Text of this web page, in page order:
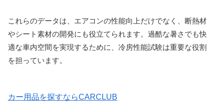
これらのデータは、エアコンの性能向上だけでなく、断熱材
やシート素材の開発にも役立てられます。過酷な暑さでも快
適な車内空間を実現するために、冷房性能試験は重要な役割
を担っています。
カー用品を探すならCARCLUB